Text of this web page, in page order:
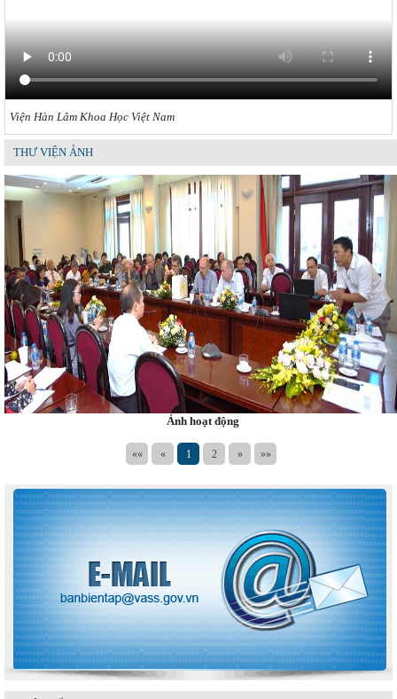
Viện Hàn Lâm Khoa Học Việt Nam
THƯ VIỆN ẢNH
Ảnh hoạt động
«« « 1 2 » »»